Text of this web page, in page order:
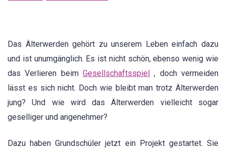
Das Älterwerden gehört zu unserem Leben einfach dazu
und ist unumgänglich. Es ist nicht schön, ebenso wenig wie
das Verlieren beim Gesellschaftsspiel
, doch vermeiden
lässt es sich nicht. Doch wie bleibt man trotz Älterwerden
jung? Und wie wird das Älterwerden vielleicht sogar
geselliger und angenehmer?
Dazu haben Grundschüler jetzt ein Projekt gestartet. Sie